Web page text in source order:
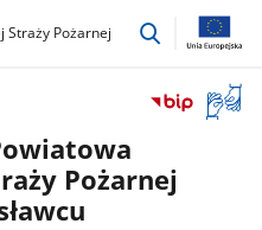
Straży Pożarnej
przejdź
okno
Pożarnej